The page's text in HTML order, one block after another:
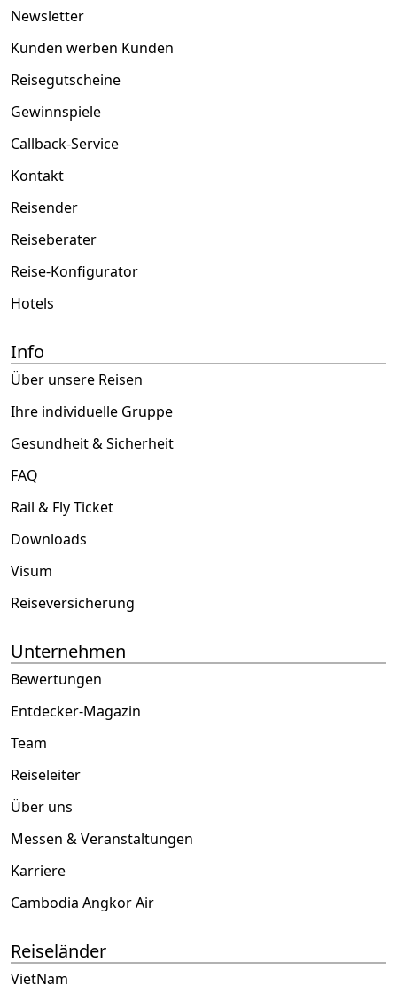
Newsletter
Kunden werben Kunden
Reisegutscheine
Gewinnspiele
Callback-Service
Kontakt
Reisender
Reiseberater
Reise-Konfigurator
Hotels
Info
Über unsere Reisen
Ihre individuelle Gruppe
Gesundheit & Sicherheit
FAQ
Rail & Fly Ticket
Downloads
Visum
Reiseversicherung
Unternehmen
Bewertungen
Entdecker-Magazin
Team
Reiseleiter
Über uns
Messen & Veranstaltungen
Karriere
Cambodia Angkor Air
Reiseländer
VietNam